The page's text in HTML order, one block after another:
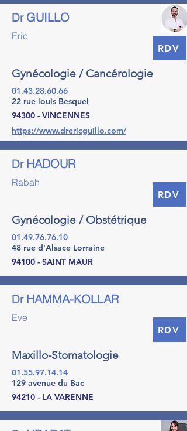
GUILLO
Dr
Eric
RDV
Gynécologie / Cancérologie
01.43.28.60.66
22 rue louis Besquel
94300 - VINCENNES
https://www.drericguillo.com/
HADOUR
Dr
Rabah
RDV
Gynécologie / Obstétrique
01.49.76.76.10
48 rue d'Alsace Lorraine
94100 - SAINT MAUR
HAMMA-KOLLAR
Dr
Eve
RDV
Maxillo-Stomatologie
01.55.97.14.14
129 avenue du Bac
94210 - LA VARENNE